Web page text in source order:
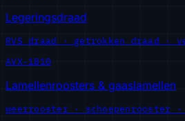
Legeringsdraad
RVS draad · getrokken draad ·
AVX-1810
Lamellenroosters & gaaslamellen
weerrooster · schoepenrooster